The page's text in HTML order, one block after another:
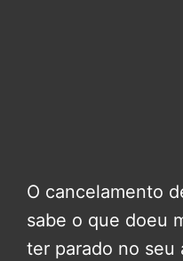
O cancelamento
sabe o que doeu
ter parado no seu